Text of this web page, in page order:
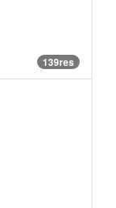
139res